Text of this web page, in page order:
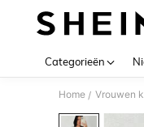
Categorieën
Home / Vrouwen